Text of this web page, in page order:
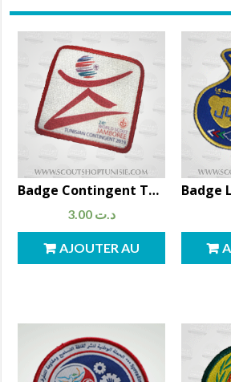
Badge Contingent Tunisien 2019 شارة الوفد التونسي
3.00 د.ت
AJOUTER AU